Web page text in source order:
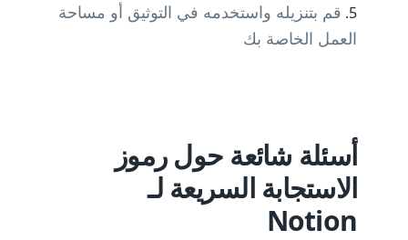
قم بتنزيله واستخدمه في التوثيق أو مساحة
العمل الخاصة بك
أسئلة شائعة حول رموز
الاستجابة السريعة لـ
Notion